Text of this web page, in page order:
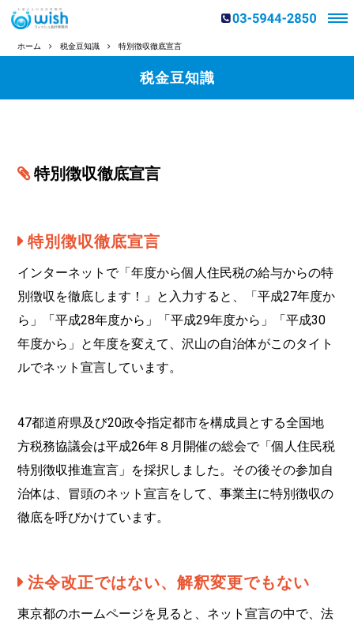
ホーム 税金豆知識 特別徴収徹底宣言
税金豆知識
特別徴収徹底宣言
特別徴収徹底宣言
インターネットで「年度から個人住民税の給与からの特
別徴収を徹底します！」と入力すると、「平成27年度か
ら」「平成28年度から」「平成29年度から」「平成30
年度から」と年度を変えて、沢山の自治体がこのタイト
ルでネット宣言しています。
47都道府県及び20政令指定都市を構成員とする全国地
方税務協議会は平成26年８月開催の総会で「個人住民税
特別徴収推進宣言」を採択しました。その後その参加自
治体は、冒頭のネット宣言をして、事業主に特別徴収の
徹底を呼びかけています。
法令改正ではない、解釈変更でもない
東京都のホームページを見ると、ネット宣言の中で、法